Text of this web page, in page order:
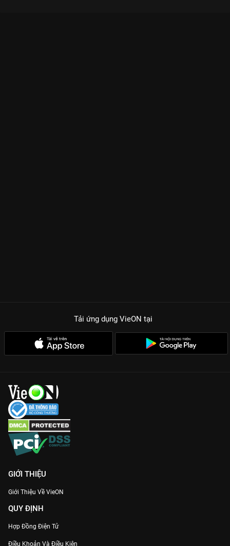
Tải ứng dụng VieON tại
GIỚI THIỆU
Giới Thiệu Về VieON
QUY ĐỊNH
Hợp Đồng Điện Tử
Điều Khoản Và Điều Kiện